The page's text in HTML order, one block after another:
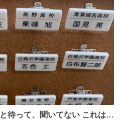
待って、聞いてない これは販